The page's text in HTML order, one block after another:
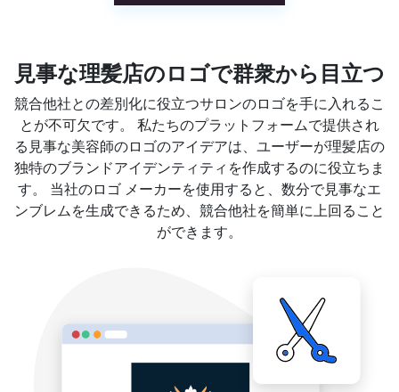
見事な理髪店のロゴで群衆から目立つ
競合他社との差別化に役立つサロンのロゴを手に入れるこ
とが不可欠です。 私たちのプラットフォームで提供され
る見事な美容師のロゴのアイデアは、ユーザーが理髪店の
独特のブランドアイデンティティを作成するのに役立ちま
す。 当社のロゴ メーカーを使用すると、数分で見事なエ
ンブレムを生成できるため、競合他社を簡単に上回ること
ができます。